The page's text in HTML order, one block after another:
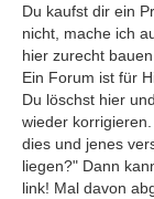
Du kaufst dir ein
nicht, mache ich
hier zurecht
Ein Forum ist für
Du löschst hier
wieder
dies und jenes
liegen?" Dann
link! Mal davon